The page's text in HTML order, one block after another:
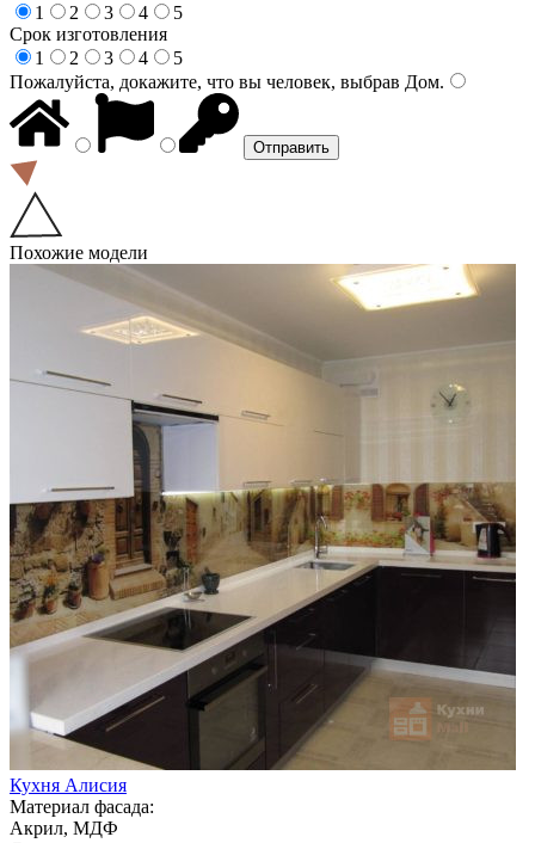
1
2 3 4
5
Срок изготовления
1
2 3 4
5
Пожалуйста, докажите, что вы человек, выбрав Дом.
Похожие модели
Кухня Алисия
Материал фасада:
Акрил, МДФ